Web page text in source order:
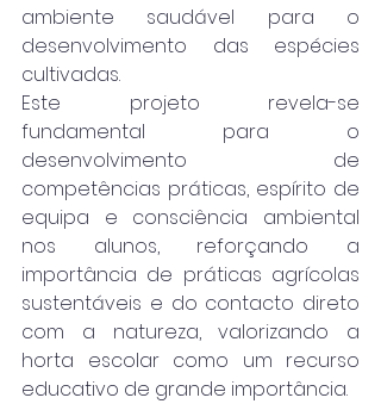
ambiente saudável para o
desenvolvimento das espécies
cultivadas.
Este projeto revela-se
fundamental para o
desenvolvimento de
competências práticas, espírito de
equipa e consciência ambiental
nos alunos, reforçando a
importância de práticas agrícolas
sustentáveis e do contacto direto
com a natureza, valorizando a
horta escolar como um recurso
educativo de grande importância.